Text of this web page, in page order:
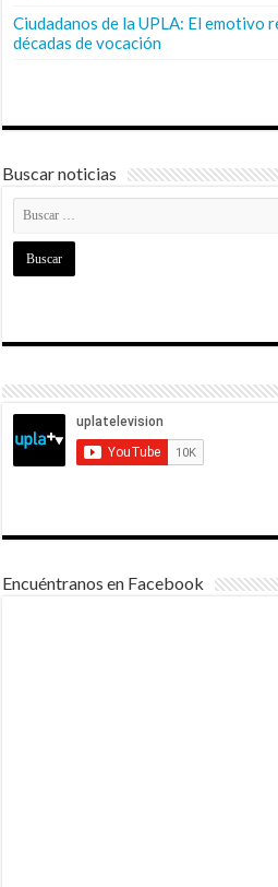
Ciudadanos de la UPLA: El emotivo
décadas de vocación
Buscar noticias
Encuéntranos en Facebook